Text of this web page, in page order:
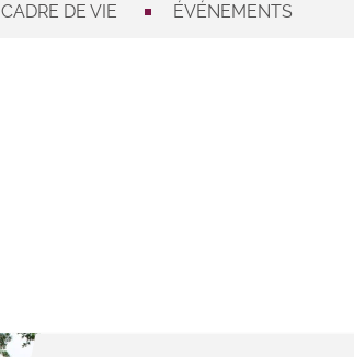
CADRE DE VIE ÉVÉNEMENTS